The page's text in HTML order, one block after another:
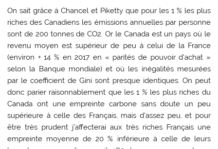
On sait grâce à Chancel et Piketty que pour les 1 % les plus
riches des Canadiens les émissions annuelles par personne
sont de 200 tonnes de CO2. Or le Canada est un pays où le
revenu moyen est supérieur de peu à celui de la France
(environ + 14 % en 2017 en « parités de pouvoir d’achat »
selon la Banque mondiale) et où les inégalités mesurées
par le coefficient de Gini sont presque identiques. On peut
donc parier raisonnablement que les 1 % les plus riches du
Canada ont une empreinte carbone sans doute un peu
supérieure à celle des Français, mais d’assez peu, et pour
être très prudent j’affecterai aux très riches Français une
empreinte moyenne de 20 % inférieure à celle de leurs